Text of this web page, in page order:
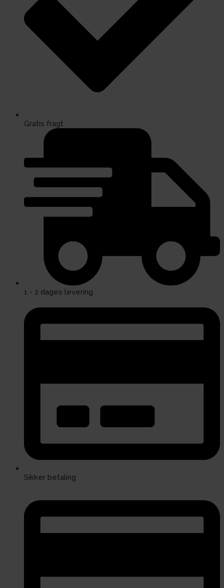
Gratis fragt
1 - 2 dages levering
Sikker betaling